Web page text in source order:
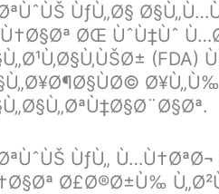
ÙƒÙ„Ø§
ØŒ ÙˆÙ‡Ùˆ
ÙƒÙ„
Ø£Ø®Ø±Ù‰